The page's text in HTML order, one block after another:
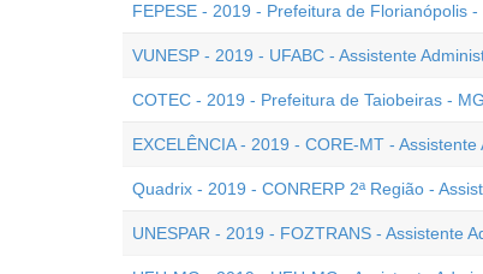
FEPESE - 2019 - Prefeitura de Florianópolis
VUNESP - 2019 - UFABC - Assistente
COTEC - 2019 - Prefeitura de Taiobeiras -
EXCELÊNCIA - 2019 - CORE-MT - Assistente
Quadrix - 2019 - CONRERP 2ª Região -
UNESPAR - 2019 - FOZTRANS - Assistente